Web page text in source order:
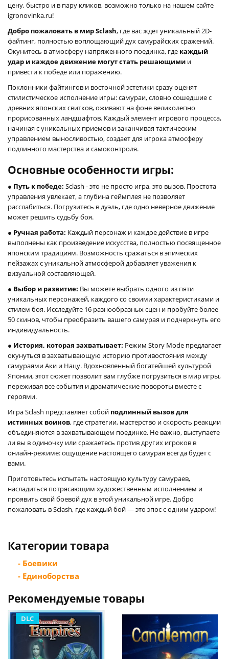
цену, быстро и в пару кликов, возможно только на нашем сайте
igronovinka.ru!
Добро пожаловать в мир Sclash, где вас ждет уникальный 2D-
файтинг, полностью воплощающий дух самурайских сражений.
Окунитесь в атмосферу напряженного поединка, где каждый
удар и каждое движение могут стать решающими и
привести к победе или поражению.
Поклонники файтингов и восточной эстетики сразу оценят
стилистическое исполнение игры: самураи, словно сошедшие с
древних японских свитков, оживают на фоне великолепно
прорисованных ландшафтов. Каждый элемент игрового процесса,
начиная с уникальных приемов и заканчивая тактическим
управлением выносливостью, создает для игрока атмосферу
подлинного мастерства и самоконтроля.
Основные особенности игры:
● Путь к победе: Sclash - это не просто игра, это вызов. Простота
управления увлекает, а глубина геймплея не позволяет
расслабиться. Погрузитесь в дуэль, где одно неверное движение
может решить судьбу боя.
● Ручная работа: Каждый персонаж и каждое действие в игре
выполнены как произведение искусства, полностью посвященное
японским традициям. Возможность сражаться в эпических
пейзажах с уникальной атмосферой добавляет уважения к
визуальной составляющей.
● Выбор и развитие: Вы можете выбрать одного из пяти
уникальных персонажей, каждого со своими характеристиками и
стилем боя. Исследуйте 16 разнообразных сцен и пробуйте более
50 скинов, чтобы преобразить вашего самурая и подчеркнуть его
индивидуальность.
● История, которая захватывает: Режим Story Mode предлагает
окунуться в захватывающую историю противостояния между
самураями Аки и Нацу. Вдохновленный богатейшей культурой
Японии, этот сюжет позволит вам глубже погрузиться в мир игры,
переживая все события и драматические повороты вместе с
героями.
Игра Sclash представляет собой подлинный вызов для
истинных воинов, где стратегии, мастерство и скорость реакции
объединяются в захватывающем поединке. Не важно, выступаете
ли вы в одиночку или сражаетесь против других игроков в
онлайн-режиме: ощущение настоящего самурая всегда будет с
вами.
Приготовьтесь испытать настоящую культуру самураев,
насладиться потрясающим художественным исполнением и
проявить свой боевой дух в этой уникальной игре. Добро
пожаловать в Sclash, где каждый бой — это эпос с одним ударом!
Категории товара
- Боевики
- Единоборства
Рекомендуемые товары
DLC